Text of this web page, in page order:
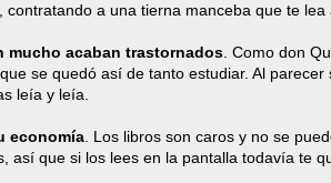
contratando a una tierna manceba que te lea
mucho acaban trastornados . Como don
se quedó así de tanto estudiar. Al
leía y leía.
economía . Los libros son caros y no se
así que si los lees en la pantalla todavía te